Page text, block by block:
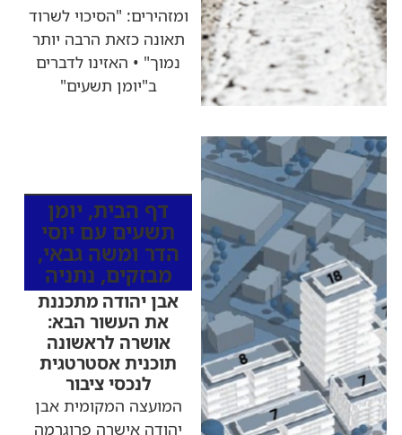
ומזהירים: "הסיכוי לשרוד
תאונה כזאת הרבה יותר
נמוך" • האזינו לדברים
ב"יומן תשעים"
דף הבית, יומן
תשעים עם יוסי
הדר ומשה גבאי,
מבזקים, נתניה
אבן יהודה מתכננת
את העשור הבא:
אושרה לראשונה
תוכנית אסטרטגית
לנכסי ציבור
המועצה המקומית אבן
יהודה אישרה פרוגרמה